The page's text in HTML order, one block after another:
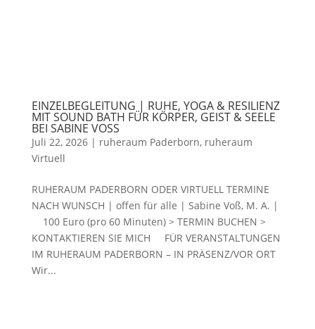
EINZELBEGLEITUNG | RUHE, YOGA & RESILIENZ
MIT SOUND BATH FÜR KÖRPER, GEIST & SEELE
BEI SABINE VOSS
Juli 22, 2026| ruheraum Paderborn, ruheraum
Virtuell
RUHERAUM PADERBORN ODER VIRTUELL TERMINE
NACH WUNSCH | offen für alle | Sabine Voß, M. A. |
100 Euro (pro 60 Minuten) > TERMIN BUCHEN >
KONTAKTIEREN SIE MICH FÜR VERANSTALTUNGEN
IM RUHERAUM PADERBORN – IN PRÄSENZ/VOR ORT
Wir...